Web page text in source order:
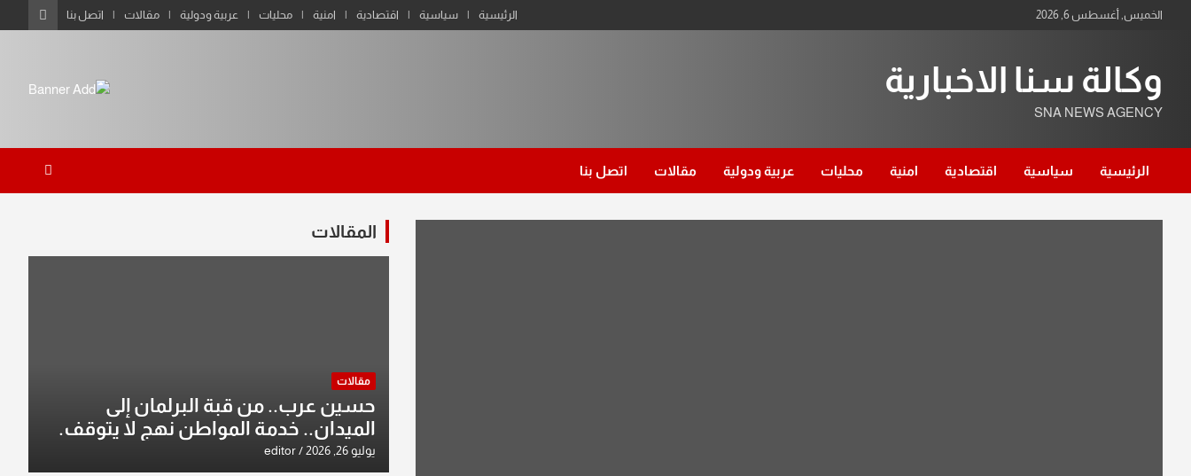
الخميس, أغسطس 6, 2026 الرئيسية سياسية اقتصادية امنية محليات عربية ودولية مقالات اتصل بنا
وكالة سنا الاخبارية
SNA NEWS AGENCY
الرئيسية سياسية اقتصادية امنية محليات عربية ودولية مقالات اتصل بنا
المقالات
مقالات
حسين عرب.. من قبة البرلمان إلى
الميدان.. خدمة المواطن نهج لا يتوقف.
يوليو 26, 2026 editor